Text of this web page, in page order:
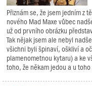
Přiznám se, že jsem jedním z
nového Mad Maxe vůbec
už od prvního obrázku
Tak nějak jsem ale nebyl
všichni byli špinaví, oškliví a
plamenometnou kytaru) a ke
toho, že někam jedou a u toho